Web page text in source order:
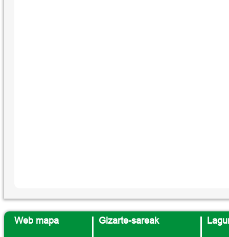
Web mapa Gizarte-sareak